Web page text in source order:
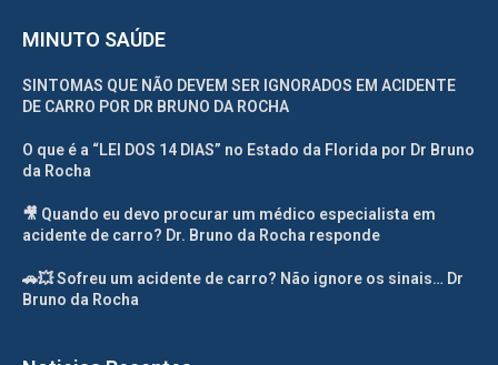
MINUTO SAÚDE
SINTOMAS QUE NÃO DEVEM SER IGNORADOS EM ACIDENTE
DE CARRO POR DR BRUNO DA ROCHA
O que é a “LEI DOS 14 DIAS” no Estado da Florida por Dr Bruno
da Rocha
🎥 Quando eu devo procurar um médico especialista em
acidente de carro? Dr. Bruno da Rocha responde
🚗💥 Sofreu um acidente de carro? Não ignore os sinais… Dr
Bruno da Rocha